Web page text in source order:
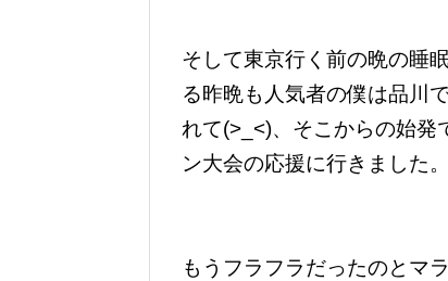
そして東京行く前の晩の睡
る昨晩も人気者の僕は品川
れて(>_<)、そこからの始発
ン大会の応援に行きました。
もうフラフラだったのとマ